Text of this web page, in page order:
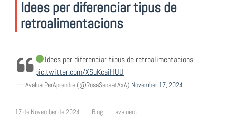
Idees per diferenciar tipus de
retroalimentacions
Idees per diferenciar tipus de retroalimentacions
pic.twitter.com/XSuKcaiHUU
— AvaluarPerAprendre (@RosaSensatAxA) November 17, 2024
17 de November de 2024 Blog avaluem